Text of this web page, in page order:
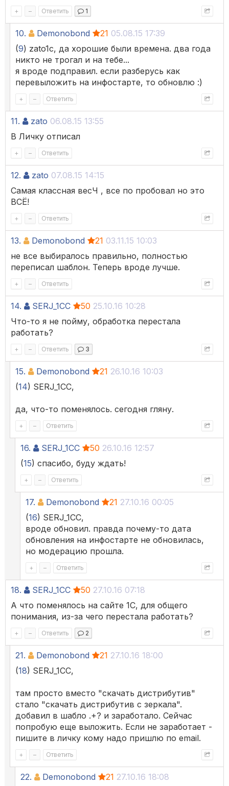
+ – Ответить 1
10. Demonobond 21 05.08.15 17:39
(9) zato1c, да хорошие были времена. два года
никто не трогал и на тебе...
я вроде подправил. если разберусь как
перевыложить на инфостарте, то обновлю :)
+ – Ответить
11. zato 06.08.15 13:55
В Личку отписал
+ – Ответить
12. zato 07.08.15 14:15
Самая классная весЧ , все по пробовал но это
ВСЁ!
+ – Ответить
13. Demonobond 21 03.11.15 10:03
не все выбиралось правильно, полностью
переписал шаблон. Теперь вроде лучше.
+ – Ответить
14. SERJ_1CC 50 25.10.16 10:28
Что-то я не пойму, обработка перестала
работать?
+ – Ответить 3
15. Demonobond 21 26.10.16 10:03
(14) SERJ_1CC,
да, что-то поменялось. сегодня гляну.
+ – Ответить
16. SERJ_1CC 50 26.10.16 12:57
(15) спасибо, буду ждать!
+ – Ответить
17. Demonobond 21 27.10.16 00:05
(16) SERJ_1CC,
вроде обновил. правда почему-то дата
обновления на инфостарте не обновилась,
но модерацию прошла.
+ – Ответить
18. SERJ_1CC 50 27.10.16 07:18
А что поменялось на сайте 1С, для общего
понимания, из-за чего перестала работать?
+ – Ответить 2
21. Demonobond 21 27.10.16 18:00
(18) SERJ_1CC,
там просто вместо "скачать дистрибутив"
стало "скачать дистрибутив с зеркала".
добавил в шабло .+? и заработало. Сейчас
попробую еще выложить. Если не заработает -
пишите в личку кому надо пришлю по email.
+ – Ответить
22. Demonobond 21 27.10.16 18:08